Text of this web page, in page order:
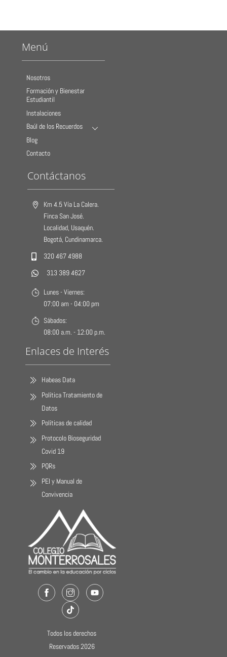
Menú
Nosotros
Formación y Bienestar
Estudiantil
Instalaciones
Baúl de los Recuerdos
Blog
Contacto
Contáctanos
Km 4.5 Vía La Calera.
Finca San José.
Localidad, Usaquén.
Bogotá, Cundinamarca.
320 467 4988
313 389 4627
Lunes - Viernes:
07:00 am - 04:00 pm
Sábados:
08:00 a.m. - 12:00 p.m.
Enlaces de Interés
Habeas Data
Política Tratamiento de
Datos
Políticas de calidad
Protocolo Bioseguridad
Covid 19
PQRs
PEI y Manual de
Convivencia
FacebookInstagramYoutube
TikTok
Todos los derechos
Reservados 2026